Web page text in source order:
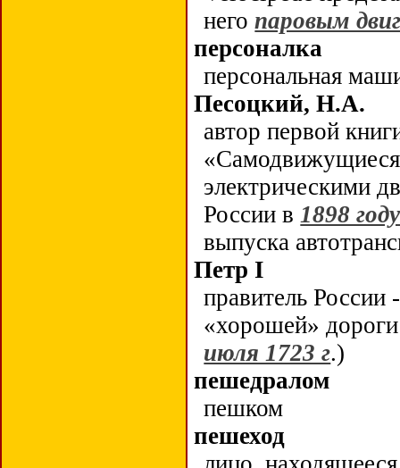
негопаровым
персоналка
персональная
Песоцкий, Н.А.
автор первой
электрическими
России в1898 году
выпуска
Петр I
правитель России
«хорошей»
июля 1723 г.)
пешедралом
пешком
пешеход